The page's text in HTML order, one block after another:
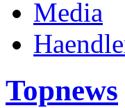
Media
Topnews